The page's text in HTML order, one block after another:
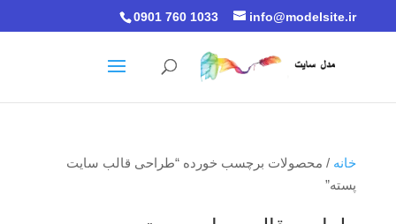
0901 760 1033 info@modelsite.ir
خانه / محصولات برچسب خورده “طراحی قالب سایت
پسته”